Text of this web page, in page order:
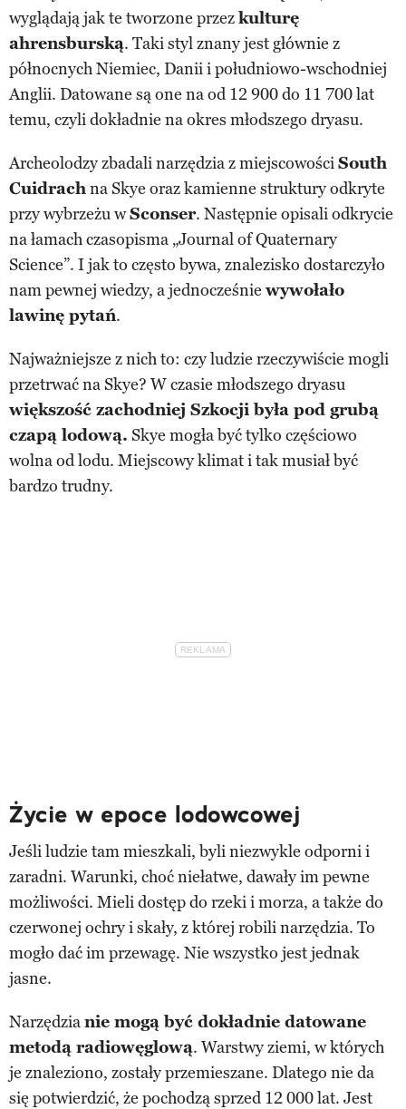
wyglądają jak te tworzone przezkulturę
ahrensburską. Taki styl znany jest głównie z
północnych Niemiec, Danii i południowo-wschodniej
Anglii. Datowane są one na od 12 900 do 11 700 lat
temu, czyli dokładnie na okres młodszego dryasu.
Archeolodzy zbadali narzędzia z miejscowościSouth
Cuidrachna Skye oraz kamienne struktury odkryte
przy wybrzeżu wSconser. Następnie opisali odkrycie
na łamach czasopisma „Journal of Quaternary
Science”. I jak to często bywa, znalezisko dostarczyło
nam pewnej wiedzy, a jednocześnie wywołało
lawinę pytań.
Najważniejsze z nich to: czy ludzie rzeczywiście mogli
przetrwać na Skye? W czasie młodszego dryasu
większość zachodniej Szkocji była pod grubą
czapą lodową. Skye mogła być tylko częściowo
wolna od lodu. Miejscowy klimat i tak musiał być
bardzo trudny.
Życie w epoce lodowcowej
Jeśli ludzie tam mieszkali, byli niezwykle odporni i
zaradni. Warunki, choć niełatwe, dawały im pewne
możliwości. Mieli dostęp do rzeki i morza, a także do
czerwonej ochry i skały, z której robili narzędzia. To
mogło dać im przewagę. Nie wszystko jest jednak
jasne.
Narzędzianie mogą być dokładnie datowane
metodą radiowęglową. Warstwy ziemi, w których
je znaleziono, zostały przemieszane. Dlatego nie da
się potwierdzić, że pochodzą sprzed 12 000 lat. Jest